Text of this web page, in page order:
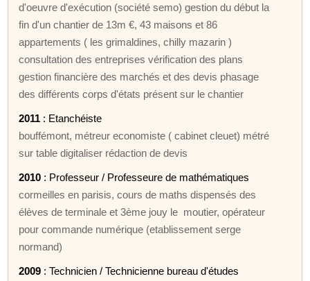
d'oeuvre d'exécution (société semo) gestion du début la
fin d'un chantier de 13m €, 43 maisons et 86
appartements ( les grimaldines, chilly mazarin )
consultation des entreprises vérification des plans
gestion financière des marchés et des devis phasage
des différents corps d'états présent sur le chantier
2011 : Etanchéiste
bouffémont, métreur economiste ( cabinet cleuet) métré
sur table digitaliser rédaction de devis
2010 : Professeur / Professeure de mathématiques
cormeilles en parisis, cours de maths dispensés des
élèves de terminale et 3ème jouy le moutier, opérateur
pour commande numérique (etablissement serge
normand)
2009 : Technicien / Technicienne bureau d'études